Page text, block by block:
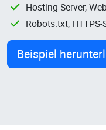
Hosting-Server,
Robots.txt,
Beispiel